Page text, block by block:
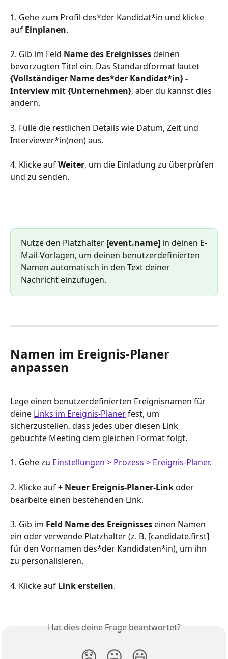
1. Gehe zum Profil des*der Kandidat*in und klicke
auf Einplanen.
2. Gib im Feld Name des Ereignisses deinen
bevorzugten Titel ein. Das Standardformat lautet
{Vollständiger Name des*der Kandidat*in} -
Interview mit {Unternehmen}, aber du kannst dies
ändern.
3. Fülle die restlichen Details wie Datum, Zeit und
Interviewer*in(nen) aus.
4. Klicke auf Weiter, um die Einladung zu überprüfen
und zu senden.
Nutze den Platzhalter [event.name] in deinen E-
Mail-Vorlagen, um deinen benutzerdefinierten
Namen automatisch in den Text deiner
Nachricht einzufügen.
Namen im Ereignis-Planer
anpassen
Lege einen benutzerdefinierten Ereignisnamen für
deine Links im Ereignis-Planer fest, um
sicherzustellen, dass jedes über diesen Link
gebuchte Meeting dem gleichen Format folgt.
1. Gehe zu Einstellungen > Prozess > Ereignis-Planer.
2. Klicke auf + Neuer Ereignis-Planer-Link oder
bearbeite einen bestehenden Link.
3. Gib im Feld Name des Ereignisses einen Namen
ein oder verwende Platzhalter (z. B. [candidate.first]
für den Vornamen des*der Kandidaten*in), um ihn
zu personalisieren.
4. Klicke auf Link erstellen.
Hat dies deine Frage beantwortet?